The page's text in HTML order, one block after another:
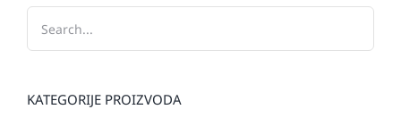
KATEGORIJE PROIZVODA